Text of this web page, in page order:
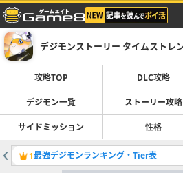
デジモンストーリー タイムストレ
攻略TOP DLC攻略
デジモン一覧 ストーリー攻略
サイドミッション 性格
1最強デジモンランキング・Tier表